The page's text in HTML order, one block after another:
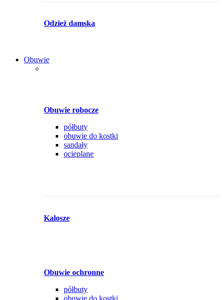
Odzież damska
Obuwie
Obuwie robocze
półbuty
obuwie do kostki
sandały
ocieplane
Kalosze
Obuwie ochronne
półbuty
obuwie do kostki